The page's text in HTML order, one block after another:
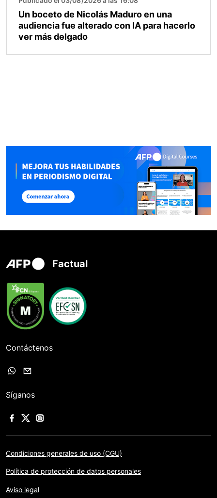
Un boceto de Nicolás Maduro en una
audiencia fue alterado con IA para hacerlo
ver más delgado
Factual
Contáctenos
Síganos
Condiciones generales de uso (CGU)
Política de protección de datos personales
Aviso legal